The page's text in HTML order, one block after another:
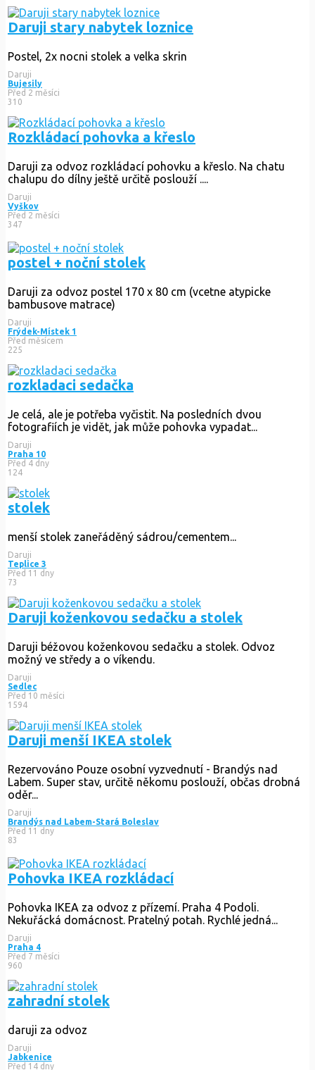
Daruji stary nabytek loznice
Postel, 2x nocni stolek a velka skrin
Daruji
Bujesily
Před 2 měsíci
310
Rozkládací pohovka a křeslo
Daruji za odvoz rozkládací pohovku a křeslo. Na chatu
chalupu do dílny ještě určitě poslouží ....
Daruji
Vyškov
Před 2 měsíci
347
postel + noční stolek
Daruji za odvoz postel 170 x 80 cm (vcetne atypicke
bambusove matrace)
Daruji
Frýdek-Místek 1
Před měsícem
225
rozkladaci sedačka
Je celá, ale je potřeba vyčistit. Na posledních dvou
fotografiích je vidět, jak může pohovka vypadat...
Daruji
Praha 10
Před 4 dny
124
stolek
menší stolek zaneřáděný sádrou/cementem...
Daruji
Teplice 3
Před 11 dny
73
Daruji koženkovou sedačku a stolek
Daruji béžovou koženkovou sedačku a stolek. Odvoz
možný ve středy a o víkendu.
Daruji
Sedlec
Před 10 měsíci
1594
Daruji menší IKEA stolek
Rezervováno Pouze osobní vyzvednutí - Brandýs nad
Labem. Super stav, určitě někomu poslouží, občas drobná
oděr...
Daruji
Brandýs nad Labem-Stará Boleslav
Před 11 dny
83
Pohovka IKEA rozkládací
Pohovka IKEA za odvoz z přízemí. Praha 4 Podoli.
Nekuřácká domácnost. Pratelný potah. Rychlé jedná...
Daruji
Praha 4
Před 7 měsíci
960
zahradní stolek
daruji za odvoz
Daruji
Jabkenice
Před 14 dny